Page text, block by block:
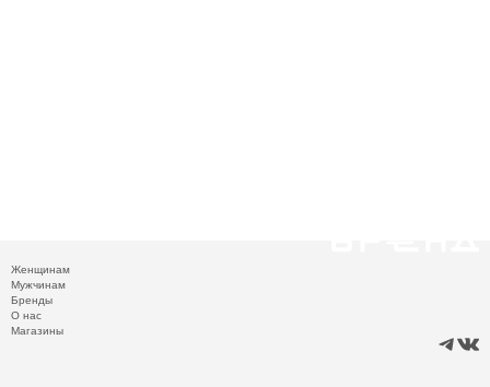
Женщинам
Мужчинам
Бренды
О нас
Магазины